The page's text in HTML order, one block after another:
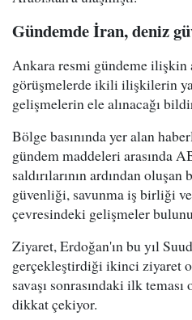
Gündemde İran, deniz
Ankara resmi gündeme ilişkin
görüşmelerde ikili ilişkilerin
gelişmelerin ele alınacağı
Bölge basınında yer alan
gündem maddeleri arasında
saldırılarının ardından
güvenliği, savunma iş birliği
çevresindeki gelişmeler
Ziyaret, Erdoğan'ın bu yıl
gerçekleştirdiği ikinci ziyaret
savaşı sonrasındaki ilk teması
dikkat çekiyor.